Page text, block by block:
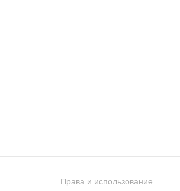
Права и использование